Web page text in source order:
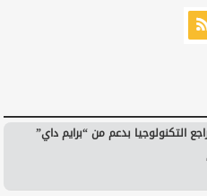
التكنولوجيا بدعم من “برايم داي”